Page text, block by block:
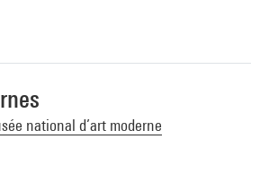
national d’art moderne